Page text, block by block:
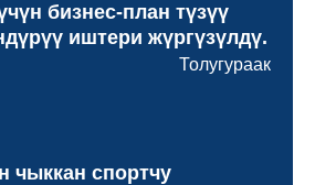
бизнес-план түзүү
иштери жүргүзүлдү.
Толугураак
чыккан спортчу